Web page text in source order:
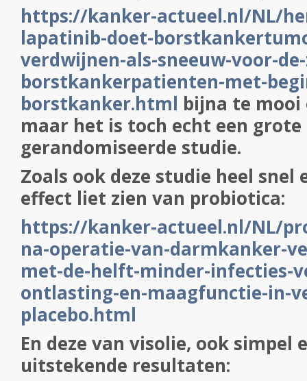
https://kanker-actueel.nl/NL/
lapatinib-doet-
verdwijnen-als-sneeuw-voor-
borstkankerpatienten-met-
borstkanker.html bijna te mooi
maar het is toch echt een grote
gerandomiseerde studie.
Zoals ook deze studie heel
effect liet zien van probiotica:
https://kanker-actueel.nl/NL/
na-operatie-van-darmkanker-
met-de-helft-minder-infecties-
ontlasting-en-maagfunctie-in-
placebo.html
En deze van visolie, ook simpel
uitstekende resultaten: